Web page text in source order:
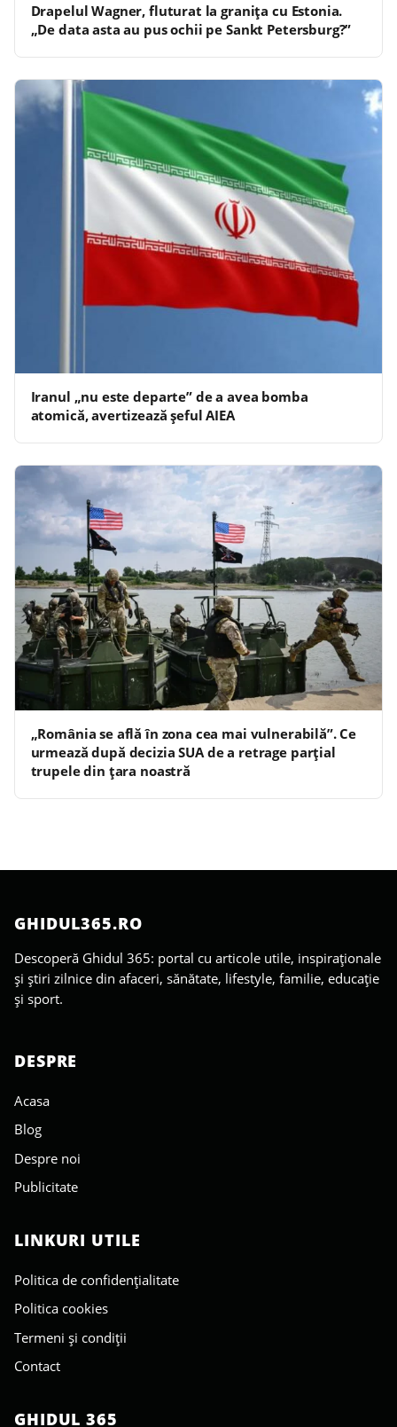
Drapelul Wagner, fluturat la granița cu Estonia.
„De data asta au pus ochii pe Sankt Petersburg?”
Iranul „nu este departe” de a avea bomba
atomică, avertizează şeful AIEA
„România se află în zona cea mai vulnerabilă”. Ce
urmează după decizia SUA de a retrage parțial
trupele din țara noastră
GHIDUL365.RO
Descoperă Ghidul 365: portal cu articole utile, inspiraționale
și știri zilnice din afaceri, sănătate, lifestyle, familie, educație
și sport.
DESPRE
Acasa
Blog
Despre noi
Publicitate
LINKURI UTILE
Politica de confidențialitate
Politica cookies
Termeni și condiții
Contact
GHIDUL 365